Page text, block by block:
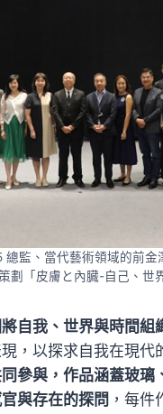
監、當代藝術領域的前
劃「皮膚と內臓-自己、世
自我、世界與時間組
，以探求自我在現代
參與，作品涵蓋玻
與存在的探問 ，每